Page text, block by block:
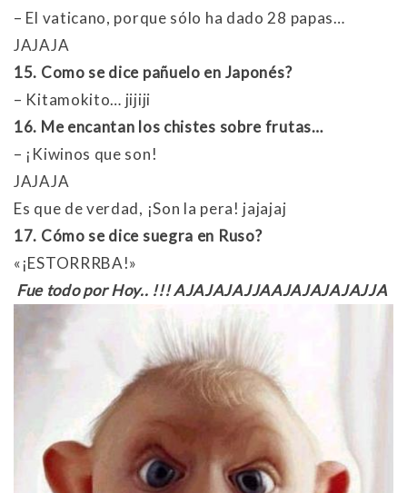
– El vaticano, porque sólo ha dado 28 papas…
JAJAJA
15. Como se dice pañuelo en Japonés?
– Kitamokito… jijiji
16. Me encantan los chistes sobre frutas…
– ¡Kiwinos que son!
JAJAJA
Es que de verdad, ¡Son la pera! jajajaj
17. Cómo se dice suegra en Ruso?
«¡ESTORRRBA!»
Fue todo por Hoy.. !!! AJAJAJAJJAAJAJAJAJAJJA